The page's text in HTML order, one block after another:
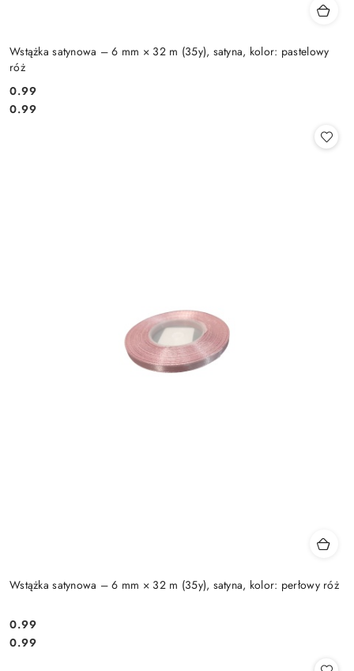
Wstążka satynowa – 6 mm × 32 m (35y), satyna, kolor: pastelowy
róż
Cena:
0.99
Cena:
0.99
Wstążka satynowa – 6 mm × 32 m (35y), satyna, kolor: perłowy róż
Cena:
0.99
Cena:
0.99